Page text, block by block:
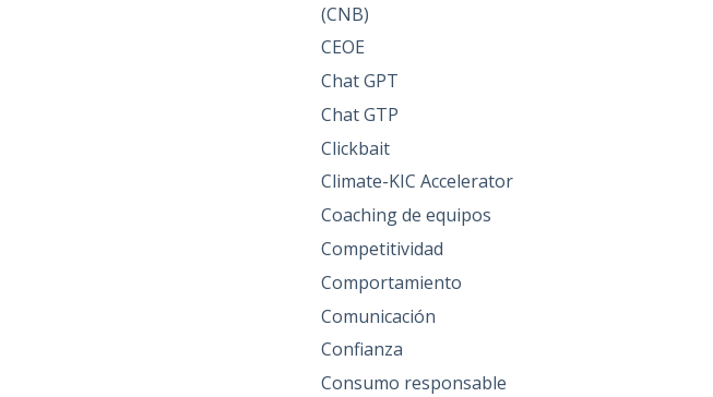
(CNB)
CEOE
Chat GPT
Chat GTP
Clickbait
Climate-KIC Accelerator
Coaching de equipos
Competitividad
Comportamiento
Comunicación
Confianza
Consumo responsable